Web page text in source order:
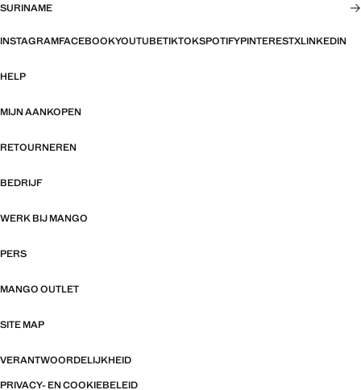
SURINAME
INSTAGRAMFACEBOOKYOUTUBETIKTOKSPOTIFYPINTERESTXLINKEDIN
HELP
MIJN AANKOPEN
RETOURNEREN
BEDRIJF
WERK BIJ MANGO
PERS
MANGO OUTLET
SITE MAP
VERANTWOORDELIJKHEID
PRIVACY- EN COOKIEBELEID